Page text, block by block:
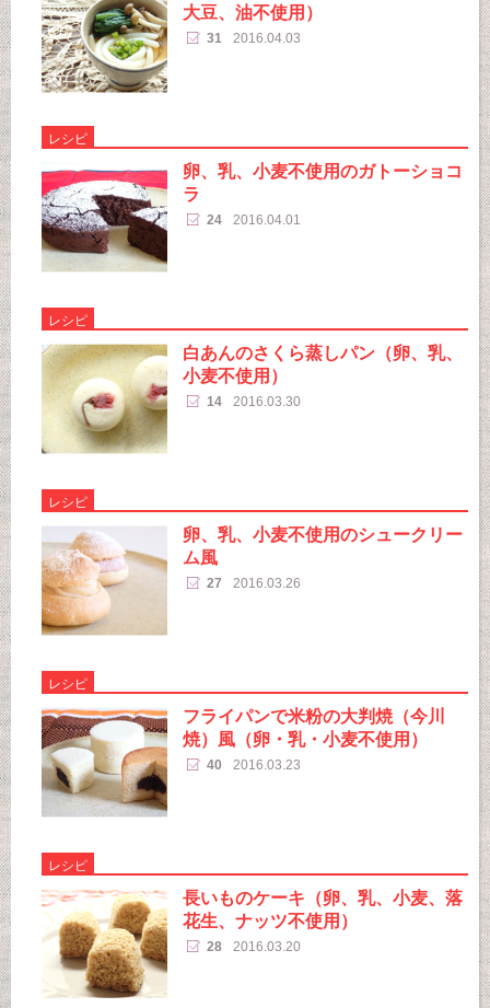
大豆、油不使用）
31 2016.04.03
レシピ
卵、乳、小麦不使用のガトーショコ
ラ
24 2016.04.01
レシピ
白あんのさくら蒸しパン（卵、乳、
小麦不使用）
14 2016.03.30
レシピ
卵、乳、小麦不使用のシュークリー
ム風
27 2016.03.26
レシピ
フライパンで米粉の大判焼（今川
焼）風（卵・乳・小麦不使用）
40 2016.03.23
レシピ
長いものケーキ（卵、乳、小麦、落
花生、ナッツ不使用）
28 2016.03.20